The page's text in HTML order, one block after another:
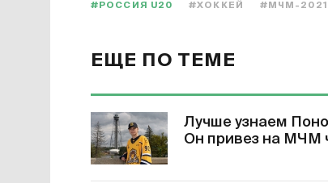
#РОССИЯ U20 #ХОККЕЙ #МЧМ-2021
ЕЩЕ ПО ТЕМЕ
Лучше узнаем
Он привез на МЧМ